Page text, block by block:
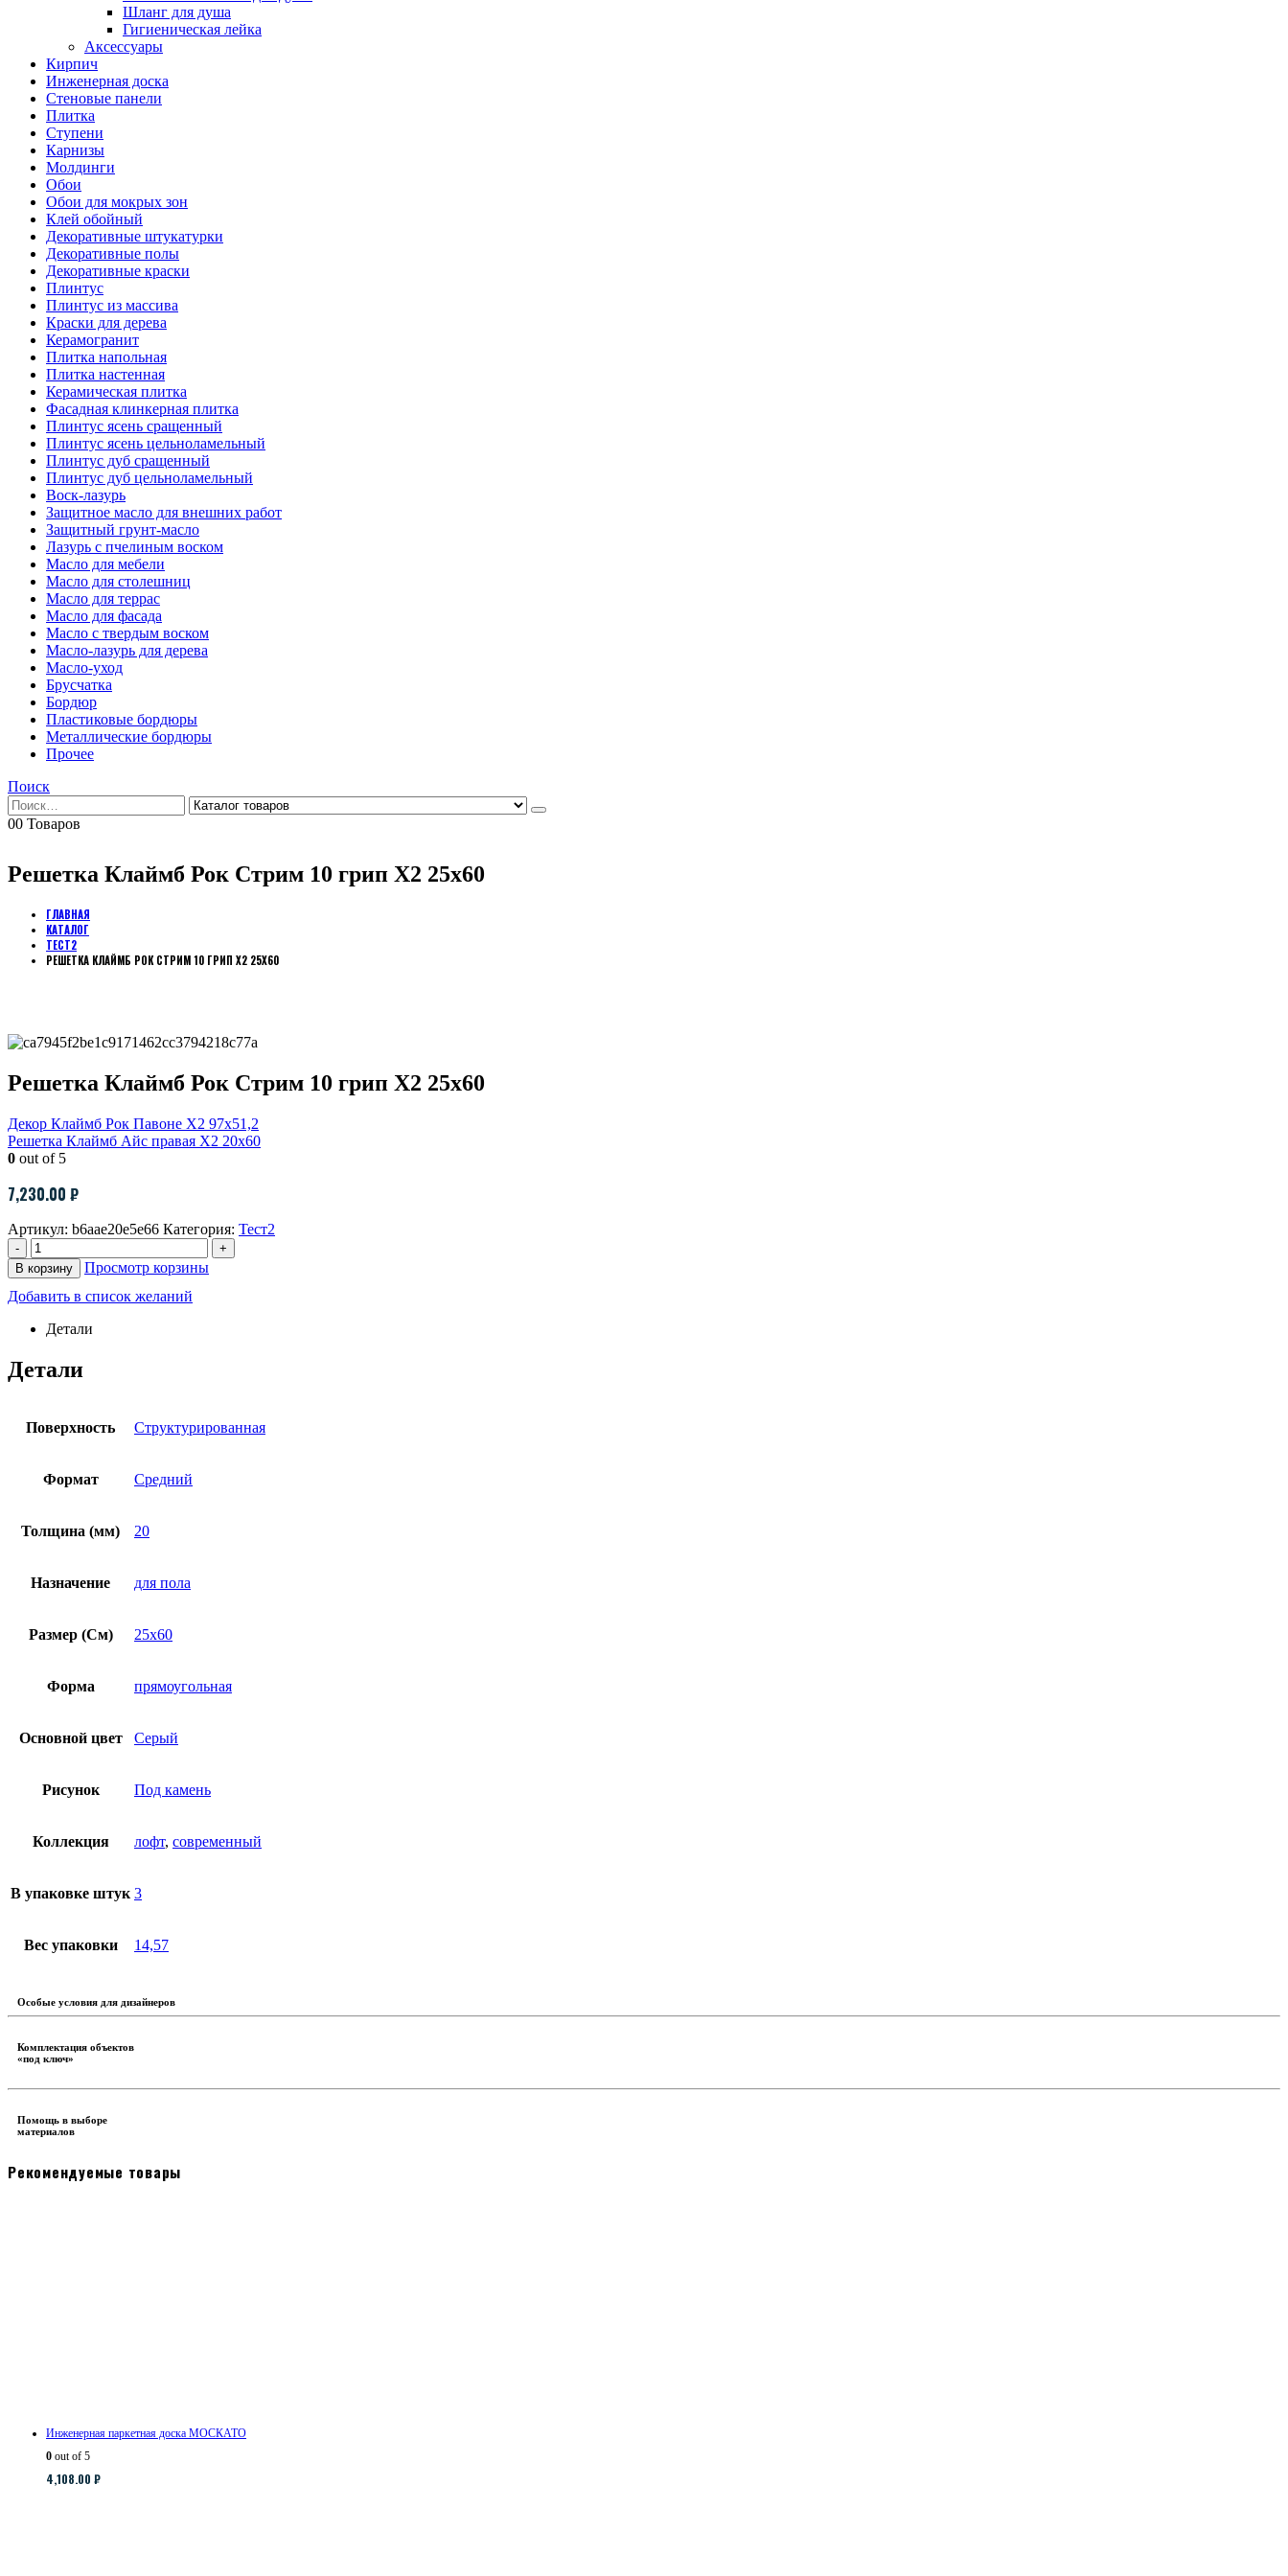
Шланг для душа
Гигиеническая лейка
Аксессуары
Кирпич
Инженерная доска
Стеновые панели
Плитка
Ступени
Карнизы
Молдинги
Обои
Обои для мокрых зон
Клей обойный
Декоративные штукатурки
Декоративные полы
Декоративные краски
Плинтус
Плинтус из массива
Краски для дерева
Керамогранит
Плитка напольная
Плитка настенная
Керамическая плитка
Фасадная клинкерная плитка
Плинтус ясень сращенный
Плинтус ясень цельноламельный
Плинтус дуб сращенный
Плинтус дуб цельноламельный
Воск-лазурь
Защитное масло для внешних работ
Защитный грунт-масло
Лазурь с пчелиным воском
Масло для мебели
Масло для столешниц
Масло для террас
Масло для фасада
Масло с твердым воском
Масло-лазурь для дерева
Масло-уход
Брусчатка
Бордюр
Пластиковые бордюры
Металлические бордюры
Прочее
Поиск
00 Товаров
Решетка Клаймб Рок Стрим 10 грип Х2 25х60
ГЛАВНАЯ
КАТАЛОГ
ТЕСТ2
РЕШЕТКА КЛАЙМБ РОК СТРИМ 10 ГРИП Х2 25Х60
Решетка Клаймб Рок Стрим 10 грип Х2 25х60
Декор Клаймб Рок Павоне Х2 97х51,2
Решетка Клаймб Айс правая Х2 20х60
0 out of 5
7,230.00 ₽
Артикул: b6aae20e5e66 Категория: Тест2
-
+
В корзину
Просмотр корзины
Добавить в список желаний
Детали
Детали
Поверхность Структурированная
Формат Средний
Толщина (мм) 20
Назначение для пола
Размер (См) 25х60
Форма прямоугольная
Основной цвет Серый
Рисунок Под камень
Коллекция лофт, современный
В упаковке штук 3
Вес упаковки 14,57
Особые условия для дизайнеров
Комплектация объектов
«под ключ»
Помощь в выборе
материалов
Рекомендуемые товары
Инженерная паркетная доска МОСКАТО
0 out of 5
4,108.00 ₽